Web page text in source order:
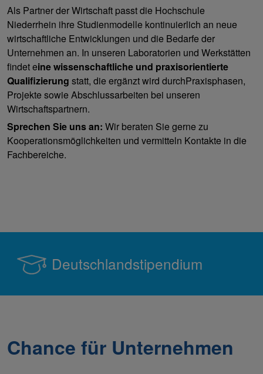
Als Partner der Wirtschaft passt die Hochschule
Niederrhein ihre Studienmodelle kontinuierlich an neue
wirtschaftliche Entwicklungen und die Bedarfe der
Unternehmen an. In unseren Laboratorien und Werkstätten
findet eine wissenschaftliche und praxisorientierte
Qualifizierung statt, die ergänzt wird durchPraxisphasen,
Projekte sowie Abschlussarbeiten bei unseren
Wirtschaftspartnern.
Sprechen Sie uns an: Wir beraten Sie gerne zu
Kooperationsmöglichkeiten und vermitteln Kontakte in die
Fachbereiche.
Deutschlandstipendium
Chance für Unternehmen